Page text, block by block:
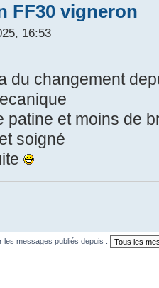
FF30 vigneron
16:53
du changement
patine et moins de
soigné
les messages publiés depuis :